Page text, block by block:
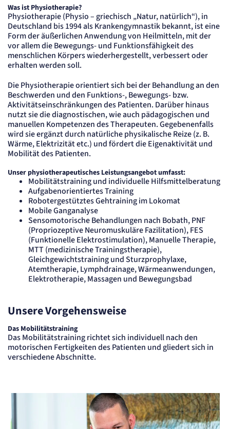
Was ist Physiotherapie?
Physiotherapie (Physio – griechisch „Natur, natürlich“), in
Deutschland bis 1994 als Krankengymnastik bekannt, ist eine
Form der äußerlichen Anwendung von Heilmitteln, mit der
vor allem die Bewegungs- und Funktionsfähigkeit des
menschlichen Körpers wiederhergestellt, verbessert oder
erhalten werden soll.
Die Physiotherapie orientiert sich bei der Behandlung an den
Beschwerden und den Funktions-, Bewegungs- bzw.
Aktivitätseinschränkungen des Patienten. Darüber hinaus
nutzt sie die diagnostischen, wie auch pädagogischen und
manuellen Kompetenzen des Therapeuten. Gegebenenfalls
wird sie ergänzt durch natürliche physikalische Reize (z. B.
Wärme, Elektrizität etc.) und fördert die Eigenaktivität und
Mobilität des Patienten.
Unser physiotherapeutisches Leistungsangebot umfasst:
Mobilitätstraining und individuelle Hilfsmittelberatung
Aufgabenorientiertes Training
Robotergestütztes Gehtraining im Lokomat
Mobile Ganganalyse
Sensomotorische Behandlungen nach Bobath, PNF
(Propriozeptive Neuromuskuläre Fazilitation), FES
(Funktionelle Elektrostimulation), Manuelle Therapie,
MTT (medizinische Trainingstherapie),
Gleichgewichtstraining und Sturzprophylaxe,
Atemtherapie, Lymphdrainage, Wärmeanwendungen,
Elektrotherapie, Massagen und Bewegungsbad
Unsere Vorgehensweise
Das Mobilitätstraining
Das Mobilitätstraining richtet sich individuell nach den
motorischen Fertigkeiten des Patienten und gliedert sich in
verschiedene Abschnitte.
"no" - 50 Jahre, "yes" - 480 Tage
Content-Management-System-
Cookie
Name:
fe_typo_user
Anbieter:
TYPO3
Zweck:
Dient der Identifizierung eines Anwenders und der besseren Bedienerführung.
Cookie Laufzeit:
Session
Sitzungs-Cookie
Name:
PHPSESSID
Anbieter:
Artemed SE
Zweck:
Behält die Zustände des Benutzers bei allen Seitenanfragen bei.
Cookie Laufzeit:
Session
Einverständnis-Cookie
Name:
cookie_consent
Zweck:
Domäne.
Cookie Laufzeit:
1 Jahr
anonym. Diese Informationen helfen uns
zu verstehen, wie unsere Besucher unsere
Website nutzen.